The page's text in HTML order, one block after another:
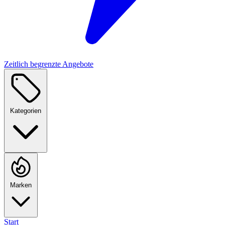
Zeitlich begrenzte Angebote
Kategorien
Marken
Start